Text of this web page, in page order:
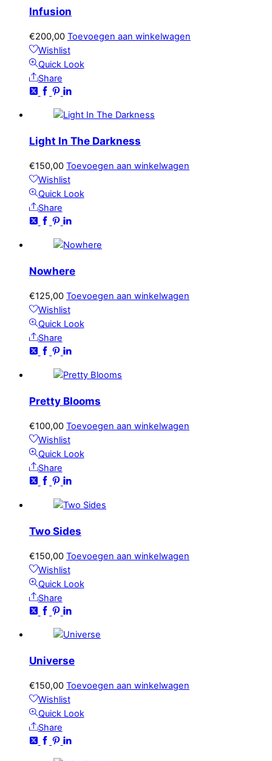
Infusion
€200,00 Toevoegen aan winkelwagen
Wishlist
Quick Look
Share
Light In The Darkness
€150,00 Toevoegen aan winkelwagen
Wishlist
Quick Look
Share
Nowhere
€125,00 Toevoegen aan winkelwagen
Wishlist
Quick Look
Share
Pretty Blooms
€100,00 Toevoegen aan winkelwagen
Wishlist
Quick Look
Share
Two Sides
€150,00 Toevoegen aan winkelwagen
Wishlist
Quick Look
Share
Universe
€150,00 Toevoegen aan winkelwagen
Wishlist
Quick Look
Share